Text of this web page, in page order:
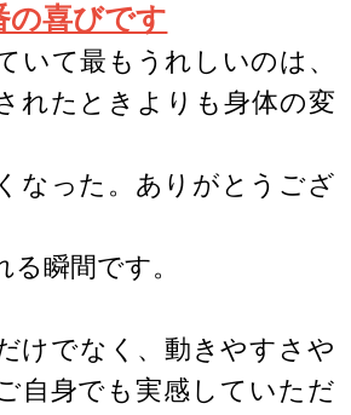
の喜びです
いて最もうれしいのは、
れたときよりも身体の変
なった。ありがとうござ
る瞬間です。
けでなく、動きやすさや
自身でも実感していただ